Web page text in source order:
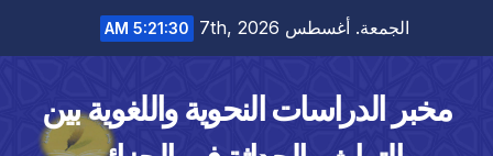
الجمعة. أغسطس 7th, 2026 5:21:30 AM
مخبر الدراسات النحوية واللغوية بين